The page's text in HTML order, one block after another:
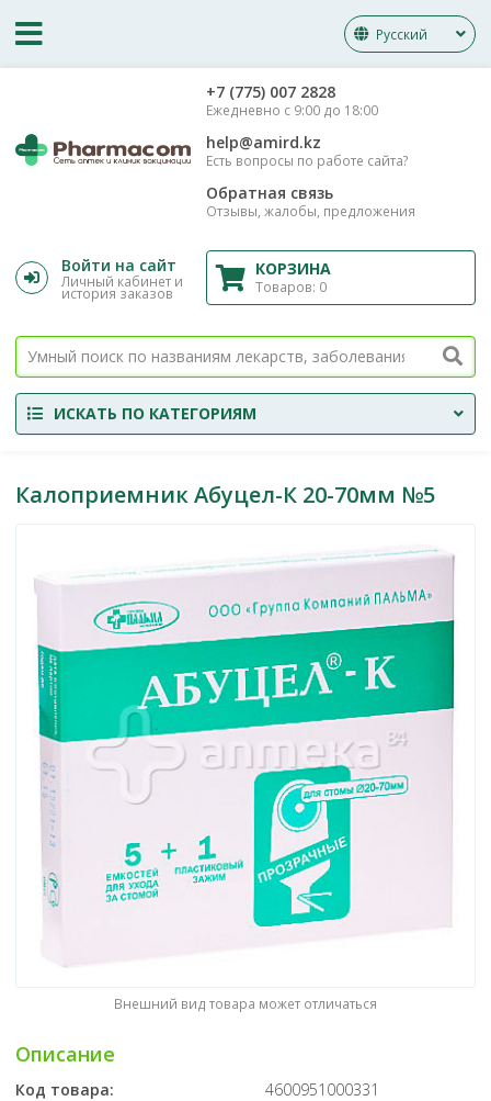
Русский
‎+7 (775) 007 2828
Ежедневно с 9:00 до 18:00
help@amird.kz
Есть вопросы по работе сайта?
Обратная связь
Отзывы, жалобы, предложения
Войти на сайт
Личный кабинет и
история заказов
КОРЗИНА
Товаров: 0
ИСКАТЬ ПО КАТЕГОРИЯМ
Калоприемник Абуцел-К 20-70мм №5
Внешний вид товара может отличаться
Описание
Код товара:
4600951000331